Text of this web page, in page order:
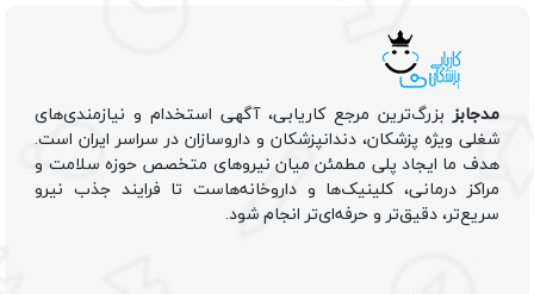
مدجابزبزرگ‌ترین مرجع کاریابی، آگهی استخدام و نیازمندی‌های
شغلی ویژه پزشکان، دندانپزشکان و داروسازان در سراسر ایران است.
هدف ما ایجاد پلی مطمئن میان نیروهای متخصص حوزه سلامت و
مراکز درمانی، کلینیک‌ها و داروخانه‌هاست تا فرایند جذب نیرو
سریع‌تر، دقیق‌تر و حرفه‌ای‌تر انجام شود.